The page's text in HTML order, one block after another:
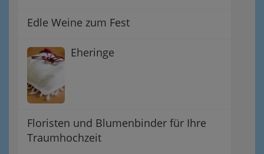
Edle Weine zum Fest
Eheringe
Floristen und Blumenbinder für Ihre
Traumhochzeit